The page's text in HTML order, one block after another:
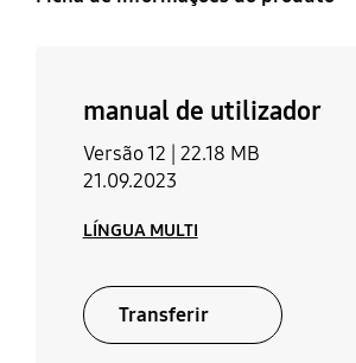
manual de utilizador
Versão 12 | 22.18 MB
21.09.2023
LÍNGUA MULTI
Transferir